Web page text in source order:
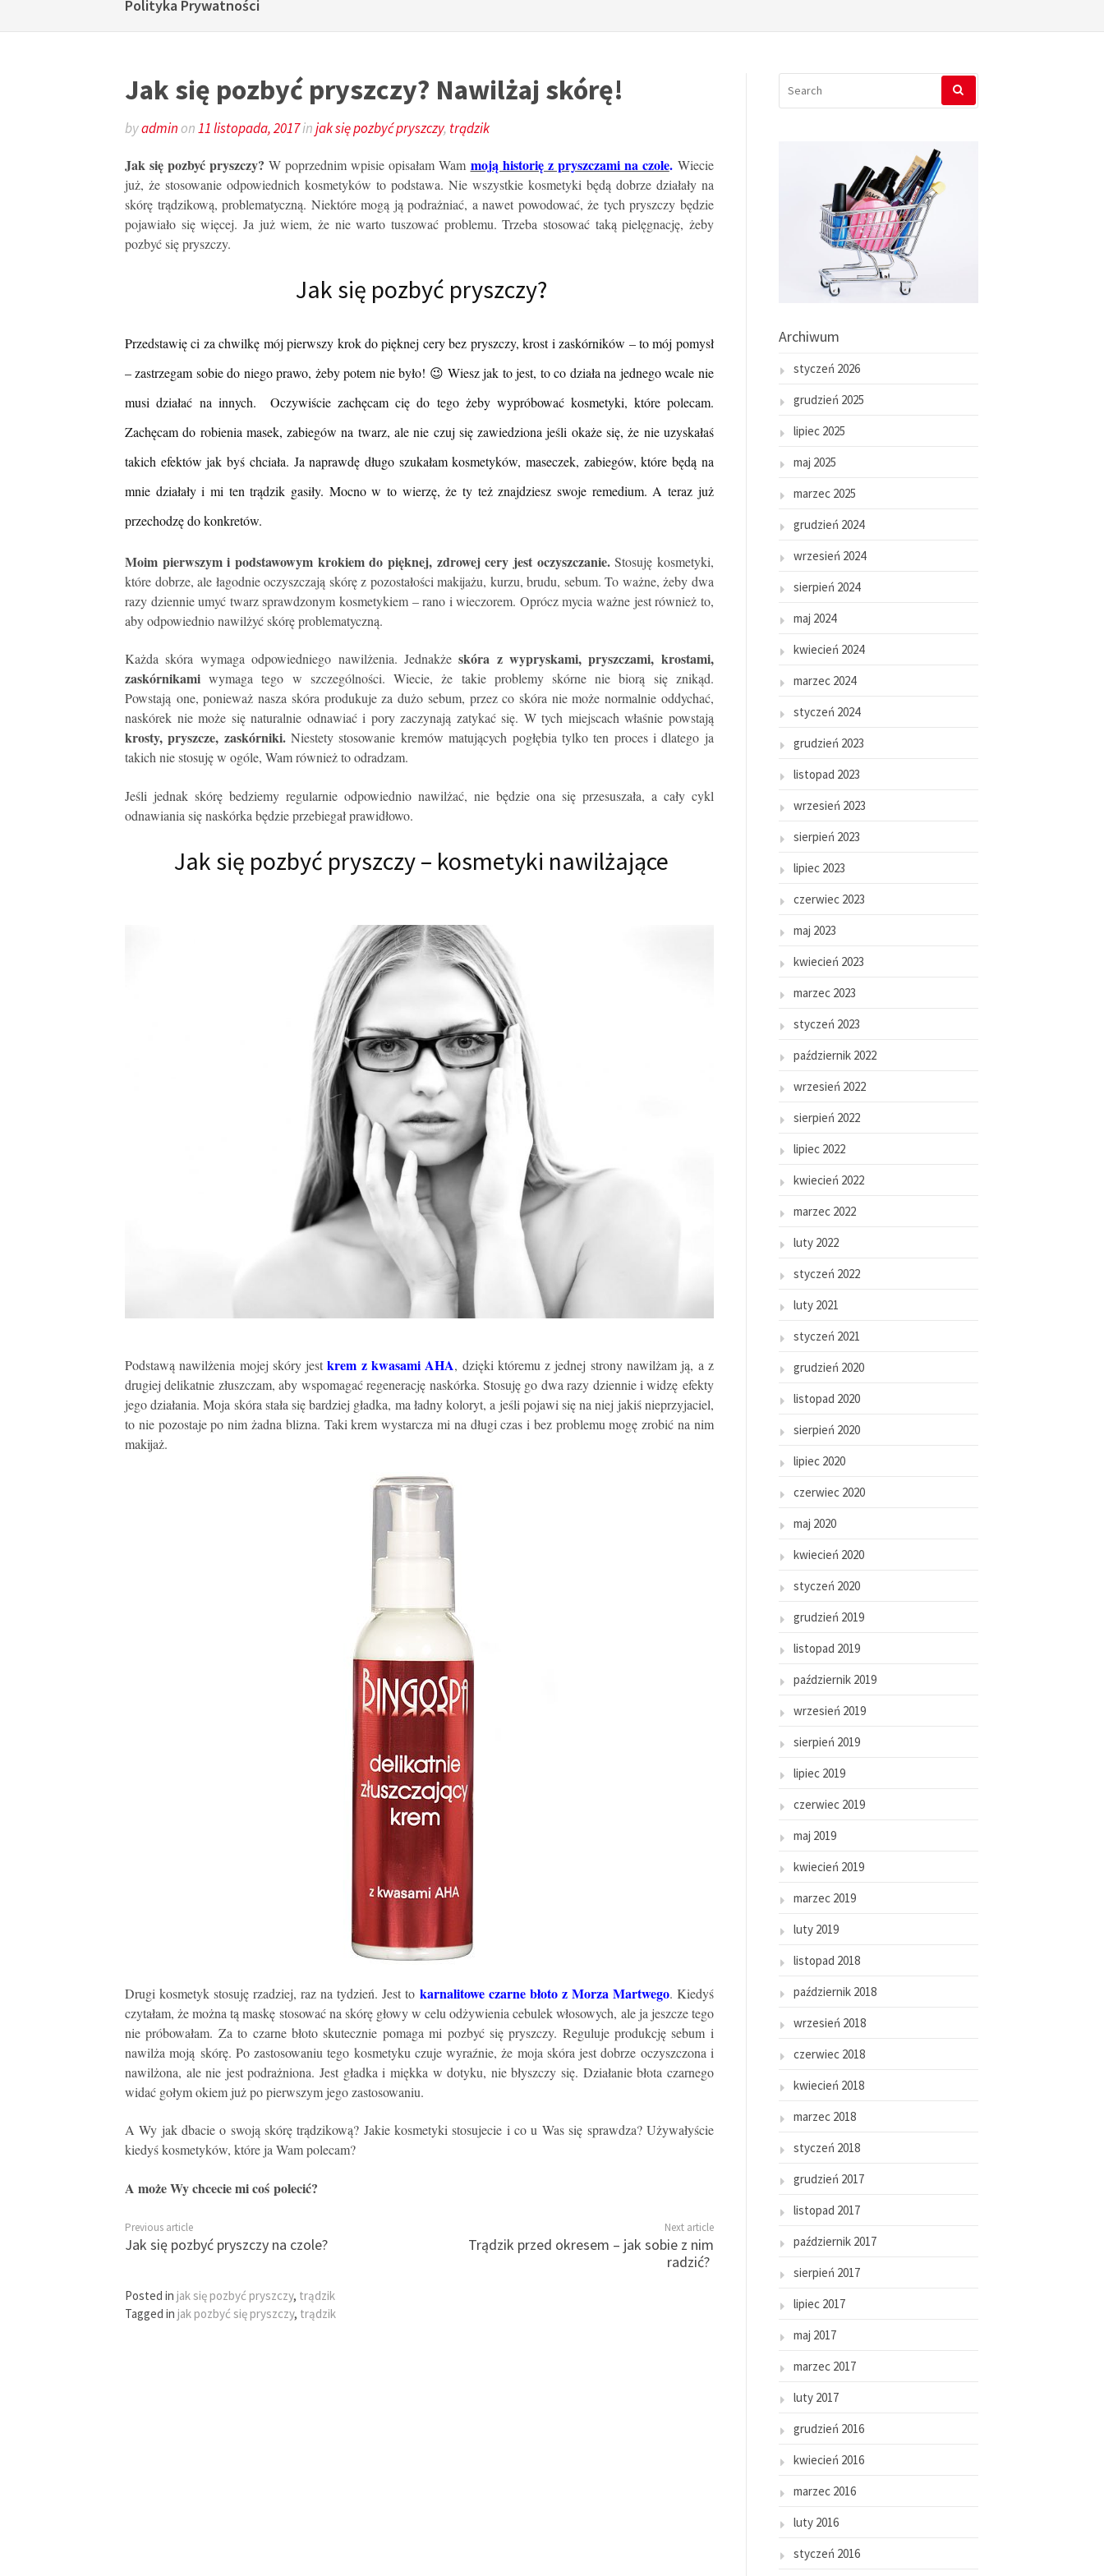
Polityka Prywatności
Jak się pozbyć pryszczy? Nawilżaj skórę!
byadminon11 listopada, 2017injak się pozbyć pryszczy, trądzik
Jak się pozbyć pryszczy? W poprzednim wpisie opisałam Wam moją historię z pryszczami na czole.Wiecie
już, że stosowanie odpowiednich kosmetyków to podstawa. Nie wszystkie kosmetyki będą dobrze działały na
skórę trądzikową, problematyczną. Niektóre mogą ją podrażniać, a nawet powodować, że tych pryszczy będzie
pojawiało się więcej. Ja już wiem, że nie warto tuszować problemu. Trzeba stosować taką pielęgnację, żeby
pozbyć się pryszczy.
Jak się pozbyć pryszczy?
Przedstawię ci za chwilkę mój pierwszy krok do pięknej cery bez pryszczy, krost i zaskórników – to mój pomysł
– zastrzegam sobie do niego prawo, żeby potem nie było! 😉 Wiesz jak to jest, to co działa na jednego wcale nie
musi działać na innych. Oczywiście zachęcam cię do tego żeby wypróbować kosmetyki, które polecam.
Zachęcam do robienia masek, zabiegów na twarz, ale nie czuj się zawiedziona jeśli okaże się, że nie uzyskałaś
takich efektów jak byś chciała. Ja naprawdę długo szukałam kosmetyków, maseczek, zabiegów, które będą na
mnie działały i mi ten trądzik gasiły. Mocno w to wierzę, że ty też znajdziesz swoje remedium. A teraz już
przechodzę do konkretów.
Moim pierwszym i podstawowym krokiem do pięknej, zdrowej cery jest oczyszczanie.Stosuję kosmetyki,
które dobrze, ale łagodnie oczyszczają skórę z pozostałości makijażu, kurzu, brudu, sebum. To ważne, żeby dwa
razy dziennie umyć twarz sprawdzonym kosmetykiem – rano i wieczorem. Oprócz mycia ważne jest również to,
aby odpowiednio nawilżyć skórę problematyczną.
Każda skóra wymaga odpowiedniego nawilżenia. Jednakżeskóra z wypryskami, pryszczami, krostami,
zaskórnikami wymaga tego w szczególności. Wiecie, że takie problemy skórne nie biorą się znikąd.
Powstają one, ponieważ nasza skóra produkuje za dużo sebum, przez co skóra nie może normalnie oddychać,
naskórek nie może się naturalnie odnawiać i pory zaczynają zatykać się. W tych miejscach właśnie powstają
krosty, pryszcze, zaskórniki.Niestety stosowanie kremów matujących pogłębia tylko ten proces i dlatego ja
takich nie stosuję w ogóle, Wam również to odradzam.
Jeśli jednak skórę bedziemy regularnie odpowiednio nawilżać, nie będzie ona się przesuszała, a cały cykl
odnawiania się naskórka będzie przebiegał prawidłowo.
Jak się pozbyć pryszczy – kosmetyki nawilżające
Podstawą nawilżenia mojej skóry jestkrem z kwasami AHA, dzięki któremu z jednej strony nawilżam ją, a z
drugiej delikatnie złuszczam, aby wspomagać regenerację naskórka. Stosuję go dwa razy dziennie i widzę efekty
jego działania. Moja skóra stała się bardziej gładka, ma ładny koloryt, a jeśli pojawi się na niej jakiś nieprzyjaciel,
to nie pozostaje po nim żadna blizna. Taki krem wystarcza mi na długi czas i bez problemu mogę zrobić na nim
makijaż.
Drugi kosmetyk stosuję rzadziej, raz na tydzień. Jest to karnalitowe czarne błoto z Morza Martwego. Kiedyś
czytałam, że można tą maskę stosować na skórę głowy w celu odżywienia cebulek włosowych, ale ja jeszcze tego
nie próbowałam. Za to czarne błoto skutecznie pomaga mi pozbyć się pryszczy. Reguluje produkcję sebum i
nawilża moją skórę. Po zastosowaniu tego kosmetyku czuje wyraźnie, że moja skóra jest dobrze oczyszczona i
nawilżona, ale nie jest podrażniona. Jest gładka i miękka w dotyku, nie błyszczy się. Działanie błota czarnego
widać gołym okiem już po pierwszym jego zastosowaniu.
A Wy jak dbacie o swoją skórę trądzikową? Jakie kosmetyki stosujecie i co u Was się sprawdza? Używałyście
kiedyś kosmetyków, które ja Wam polecam?
A może Wy chcecie mi coś polecić?
Previous article
Jak się pozbyć pryszczy na czole?
Next article
Trądzik przed okresem – jak sobie z nim
radzić?
Posted in jak się pozbyć pryszczy, trądzik
Tagged in jak pozbyć się pryszczy, trądzik
FOR:
Archiwum
styczeń 2026
grudzień 2025
lipiec 2025
maj 2025
marzec 2025
grudzień 2024
wrzesień 2024
sierpień 2024
maj 2024
kwiecień 2024
marzec 2024
styczeń 2024
grudzień 2023
listopad 2023
wrzesień 2023
sierpień 2023
lipiec 2023
czerwiec 2023
maj 2023
kwiecień 2023
marzec 2023
styczeń 2023
październik 2022
wrzesień 2022
sierpień 2022
lipiec 2022
kwiecień 2022
marzec 2022
luty 2022
styczeń 2022
luty 2021
styczeń 2021
grudzień 2020
listopad 2020
sierpień 2020
lipiec 2020
czerwiec 2020
maj 2020
kwiecień 2020
styczeń 2020
grudzień 2019
listopad 2019
październik 2019
wrzesień 2019
sierpień 2019
lipiec 2019
czerwiec 2019
maj 2019
kwiecień 2019
marzec 2019
luty 2019
listopad 2018
październik 2018
wrzesień 2018
czerwiec 2018
kwiecień 2018
marzec 2018
styczeń 2018
grudzień 2017
listopad 2017
październik 2017
sierpień 2017
lipiec 2017
maj 2017
marzec 2017
luty 2017
grudzień 2016
kwiecień 2016
marzec 2016
luty 2016
styczeń 2016